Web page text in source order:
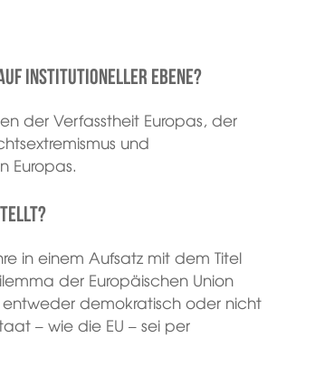
institutioneller Ebene?
der Verfasstheit Europas, der
und
Europas.
in einem Aufsatz mit dem Titel
der Europäischen Union
entweder demokratisch oder nicht
– wie die EU – sei per